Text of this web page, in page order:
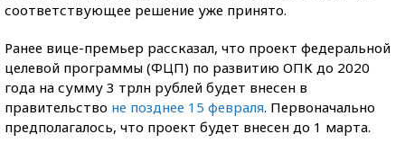
соответствующее решение уже принято.
Ранее вице-премьер рассказал, что проект федеральной
целевой программы (ФЦП) по развитию ОПК до 2020
года на сумму 3 трлн рублей будет внесен в
правительство не позднее 15 февраля. Первоначально
предполагалось, что проект будет внесен до 1 марта.